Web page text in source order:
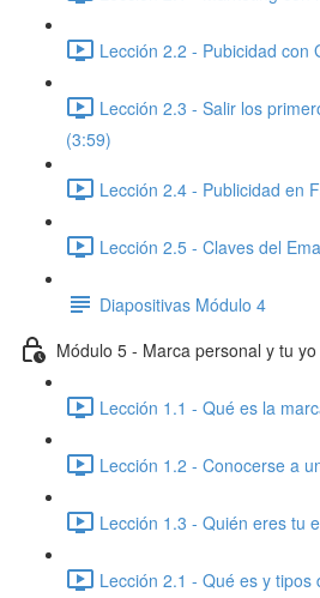
Lección 2.2 - Pubicidad con
Lección 2.3 - Salir los
(3:59)
Lección 2.4 - Publicidad en
Lección 2.5 - Claves del
Diapositivas Módulo 4
Módulo 5 - Marca personal y tu
Lección 1.1 - Qué es la
Lección 1.2 - Conocerse a
Lección 1.3 - Quién eres tu
Lección 2.1 - Qué es y tipos